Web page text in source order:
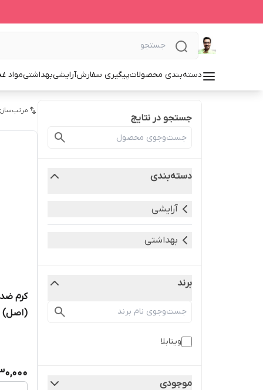
دسته‌بندی محصولاتپیگیری سفارشآرایشیبهداشتیمواد
جستجو در نتایج
دسته‌بندی
آرایشی
بهداشتی
برند
ویتابلا
موجودی
(اصل)